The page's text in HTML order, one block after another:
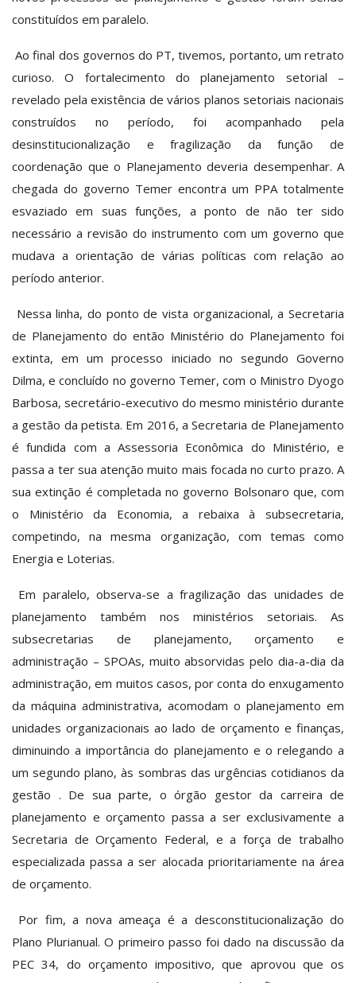
constituídos em paralelo.
Ao final dos governos do PT, tivemos, portanto, um retrato
curioso. O fortalecimento do planejamento setorial –
revelado pela existência de vários planos setoriais nacionais
construídos no período, foi acompanhado pela
desinstitucionalização e fragilização da função de
coordenação que o Planejamento deveria desempenhar. A
chegada do governo Temer encontra um PPA totalmente
esvaziado em suas funções, a ponto de não ter sido
necessário a revisão do instrumento com um governo que
mudava a orientação de várias políticas com relação ao
período anterior.
Nessa linha, do ponto de vista organizacional, a Secretaria
de Planejamento do então Ministério do Planejamento foi
extinta, em um processo iniciado no segundo Governo
Dilma, e concluído no governo Temer, com o Ministro Dyogo
Barbosa, secretário-executivo do mesmo ministério durante
a gestão da petista. Em 2016, a Secretaria de Planejamento
é fundida com a Assessoria Econômica do Ministério, e
passa a ter sua atenção muito mais focada no curto prazo. A
sua extinção é completada no governo Bolsonaro que, com
o Ministério da Economia, a rebaixa à subsecretaria,
competindo, na mesma organização, com temas como
Energia e Loterias.
Em paralelo, observa-se a fragilização das unidades de
planejamento também nos ministérios setoriais. As
subsecretarias de planejamento, orçamento e
administração – SPOAs, muito absorvidas pelo dia-a-dia da
administração, em muitos casos, por conta do enxugamento
da máquina administrativa, acomodam o planejamento em
unidades organizacionais ao lado de orçamento e finanças,
diminuindo a importância do planejamento e o relegando a
um segundo plano, às sombras das urgências cotidianos da
gestão . De sua parte, o órgão gestor da carreira de
planejamento e orçamento passa a ser exclusivamente a
Secretaria de Orçamento Federal, e a força de trabalho
especializada passa a ser alocada prioritariamente na área
de orçamento.
Por fim, a nova ameaça é a desconstitucionalização do
Plano Plurianual. O primeiro passo foi dado na discussão da
PEC 34, do orçamento impositivo, que aprovou que os